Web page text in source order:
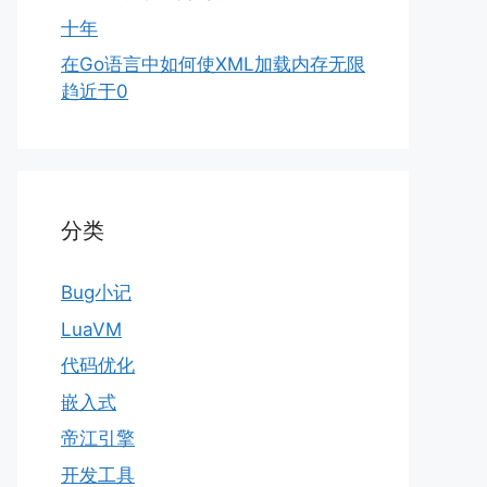
十年
在Go语言中如何使XML加载内存无限
趋近于0
分类
Bug小记
LuaVM
代码优化
嵌入式
帝江引擎
开发工具